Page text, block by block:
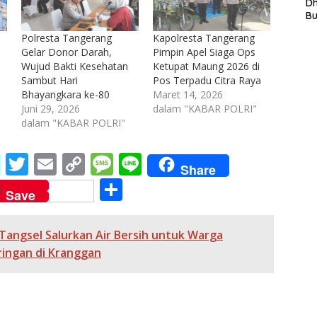
Polresta Tangerang
Gelar Donor Darah,
Wujud Bakti Kesehatan
Sambut Hari
Bhayangkara ke-80
Juni 29, 2026
dalam "KABAR POLRI"
Kapolresta Tangerang
Pimpin Apel Siaga Ops
Ketupat Maung 2026 di
Pos Terpadu Citra Raya
Maret 14, 2026
dalam "KABAR POLRI"
M
e
ss
e
n
T
w
itt
er
E
m
ai
l
C
o
p
y
Li
M
e
ss
a
Li
n
Share
Save
ar
Salurkan Air Bersih untuk Warga
di Kranggan